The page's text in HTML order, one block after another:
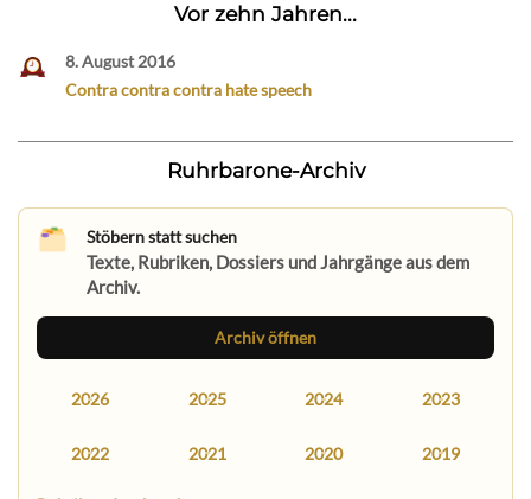
Vor zehn Jahren...
8. August 2016
Contra contra contra hate speech
Ruhrbarone-Archiv
Stöbern statt suchen
Texte, Rubriken, Dossiers und Jahrgänge aus dem
Archiv.
Archiv öffnen
2026 2025 2024 2023
2022 2021 2020 2019